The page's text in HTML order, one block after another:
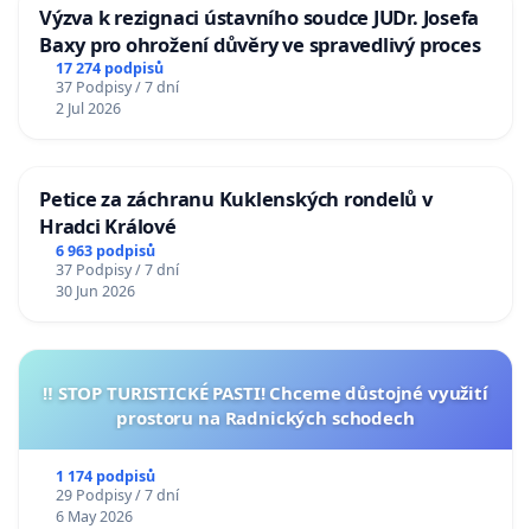
Výzva k rezignaci ústavního soudce JUDr. Josefa
Baxy pro ohrožení důvěry ve spravedlivý proces
17 274 podpisů
37 Podpisy / 7 dní
2 Jul 2026
Petice za záchranu Kuklenských rondelů v
Hradci Králové
6 963 podpisů
37 Podpisy / 7 dní
30 Jun 2026
‼️ STOP TURISTICKÉ PASTI! Chceme důstojné využití
prostoru na Radnických schodech
1 174 podpisů
29 Podpisy / 7 dní
6 May 2026